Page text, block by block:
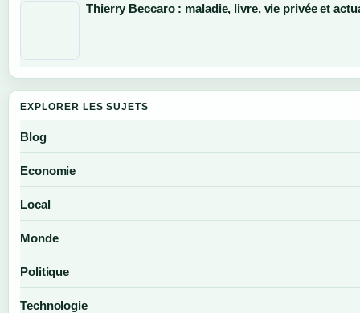
Thierry Beccaro : maladie, livre, vie privée et
EXPLORER LES SUJETS
Blog
Economie
Local
Monde
Politique
Technologie